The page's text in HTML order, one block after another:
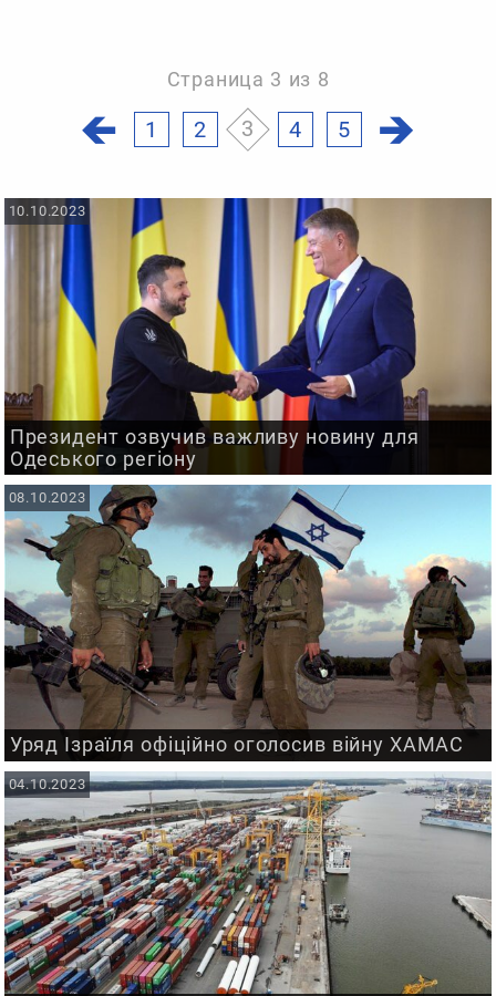
Страница 3 из 8
1 2 3 4 5
Президент озвучив важливу новину для
Одеського регіону
10.10.2023
Уряд Ізраїля офіційно оголосив війну ХАМАС
08.10.2023
04.10.2023